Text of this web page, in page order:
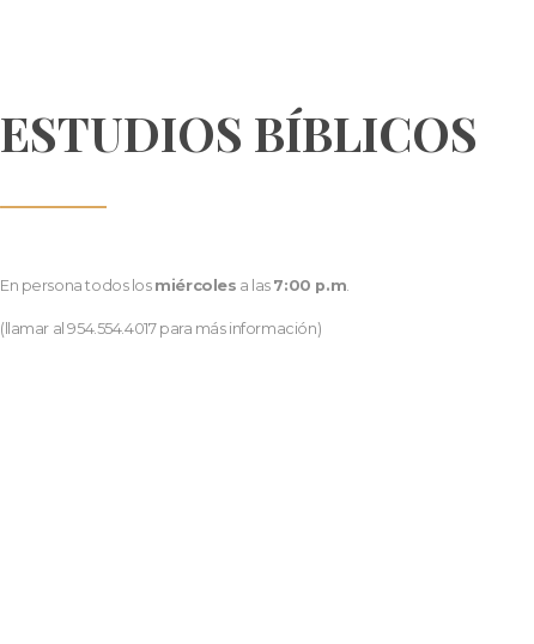
ESTUDIOS BÍBLICOS
En persona todos los miércoles a las 7:00 p.m
(llamar al 954.554.4017 para más información)